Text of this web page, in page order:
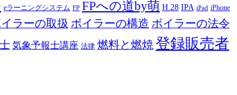
eラーニングシステム FP FPへの道by萌 H.28 IPA iPad iPhone
ラーの取扱 ボイラーの構造 ボイラーの法令
気象予報士講座 法律 燃料と燃焼 登録販売者